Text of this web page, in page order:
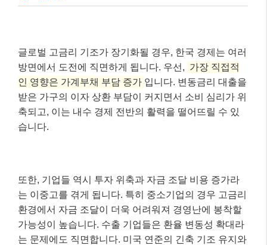
글로벌 고금리 기조가 장기화될 경우, 한국 경제는 여러
방면에서 도전에 직면하게 됩니다. 우선, 가장 직접적
인 영향은 가계부채 부담 증가 입니다. 변동금리 대출을
받은 가구의 이자 상환 부담이 커지면서 소비 심리가 위
축되고, 이는 내수 경제 전반의 활력을 떨어뜨릴 수 있
습니다.
또한, 기업들 역시 투자 위축과 자금 조달 비용 증가라
는 이중고를 겪게 됩니다. 특히 중소기업의 경우 고금리
환경에서 자금 조달이 더욱 어려워져 경영난에 봉착할
가능성이 높습니다. 수출 기업들은 환율 변동성 확대라
는 문제에도 직면합니다. 미국 연준의 긴축 기조 유지와